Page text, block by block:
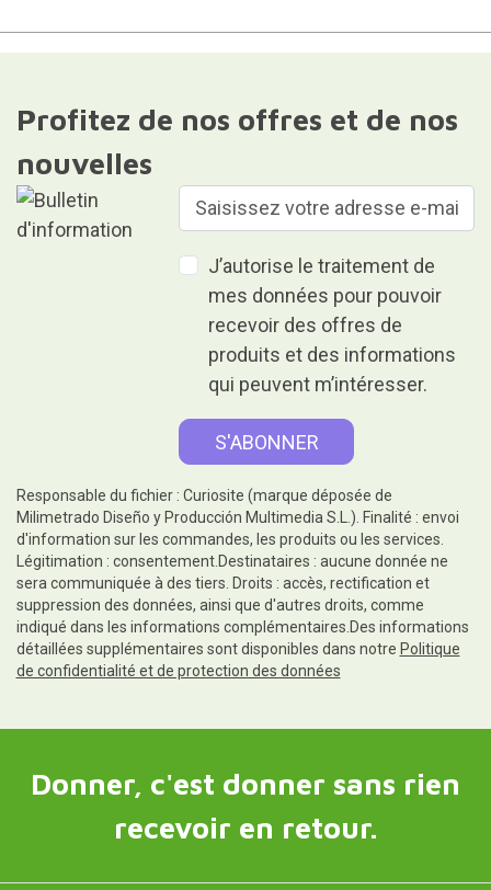
Profitez de nos offres et de nos
nouvelles
J’autorise le traitement de
mes données pour pouvoir
recevoir des offres de
produits et des informations
qui peuvent m’intéresser.
Responsable du fichier : Curiosite (marque déposée de
Milimetrado Diseño y Producción Multimedia S.L.). Finalité : envoi
d'information sur les commandes, les produits ou les services.
Légitimation : consentement.Destinataires : aucune donnée ne
sera communiquée à des tiers. Droits : accès, rectification et
suppression des données, ainsi que d'autres droits, comme
indiqué dans les informations complémentaires.Des informations
détaillées supplémentaires sont disponibles dans notre Politique
de confidentialité et de protection des données
Donner, c'est donner sans rien
recevoir en retour.